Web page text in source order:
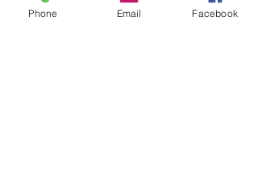
Phone Email Facebook